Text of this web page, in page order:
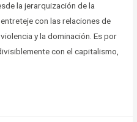
la jerarquización de la
con las relaciones de
y la dominación. Es por
con el capitalismo,